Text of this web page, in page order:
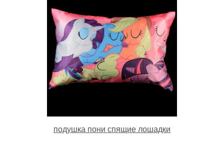
подушка пони спящие лошадки